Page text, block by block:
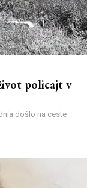
policajt v
došlo na ceste